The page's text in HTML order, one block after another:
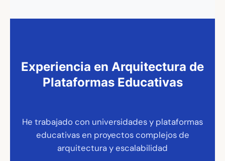
Experiencia en Arquitectura de
Plataformas Educativas
He trabajado con universidades y plataformas
educativas en proyectos complejos de
arquitectura y escalabilidad